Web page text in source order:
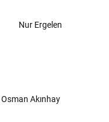
Nur Ergelen
Osman Akınhay